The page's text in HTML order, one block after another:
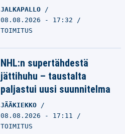
JALKAPALLO
08.08.2026 - 17:32
TOIMITUS
NHL:n supertähdestä
jättihuhu – taustalta
paljastui uusi suunnitelma
JÄÄKIEKKO
08.08.2026 - 17:11
TOIMITUS